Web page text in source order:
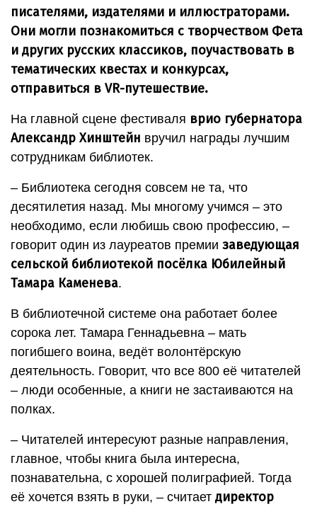
писателями, издателями и иллюстраторами.
Они могли познакомиться с творчеством Фета
и других русских классиков, поучаствовать в
тематических квестах и конкурсах,
отправиться в VR-путешествие.
На главной сцене фестиваля врио губернатора
Александр Хинштейн вручил награды лучшим
сотрудникам библиотек.
– Библиотека сегодня совсем не та, что
десятилетия назад. Мы многому учимся – это
необходимо, если любишь свою профессию, –
говорит один из лауреатов премии заведующая
сельской библиотекой посёлка Юбилейный
Тамара Каменева.
В библиотечной системе она работает более
сорока лет. Тамара Геннадьевна – мать
погибшего воина, ведёт волонтёрскую
деятельность. Говорит, что все 800 её читателей
– люди особенные, а книги не застаиваются на
полках.
– Читателей интересуют разные направления,
главное, чтобы книга была интересна,
познавательна, с хорошей полиграфией. Тогда
её хочется взять в руки, – считает директор